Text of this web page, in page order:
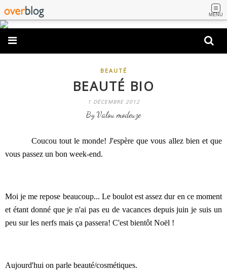
MENU
BEAUTÉ
BEAUTÉ BIO
1 DÉCEMBRE 2012
By Valou modeuze
Coucou tout le monde! J'espère que vous allez bien et que
vous passez un bon week-end.
Moi je me repose beaucoup... Le boulot est assez dur en ce moment
et étant donné que je n'ai pas eu de vacances depuis juin je suis un
peu sur les nerfs mais ça passera! C'est bientôt Noël !
Aujourd'hui on parle beauté/cosmétiques.